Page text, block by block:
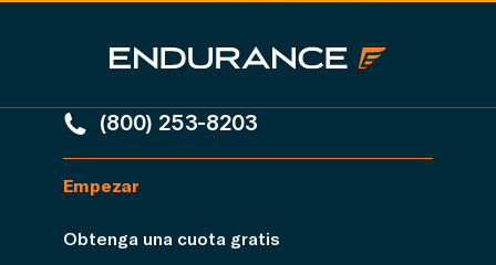
(800) 253-8203
Empezar
Obtenga una cuota gratis